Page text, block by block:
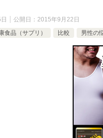
公開日： 2015年9月22日
食品（サプリ） 比較 男性の